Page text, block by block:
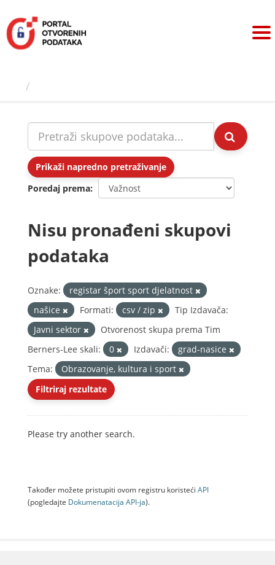
sadržaj
Prikaži napredno pretraživanje
Poredaj prema
Nisu pronađeni skupovi
podataka
Oznake:
registar šport sport djelatnost
našice
Formati: csv / zip
Tip Izdavača:
Javni sektor
Otvorenost skupa prema Tim
Berners-Lee skali:
0 Izdavači:
grad-nasice
Tema:
Obrazovanje, kultura i sport
Filtriraj rezultate
Please try another search.
Također možete pristupiti ovom registru koristeći API
(pogledajte Dokumenаtаcijа API-jа).